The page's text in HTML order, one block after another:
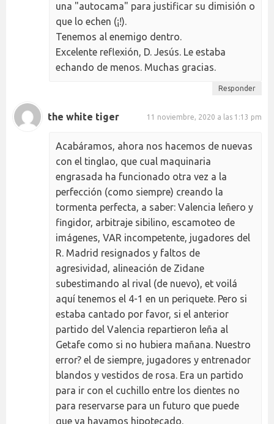
una "autocama" para justificar su dimisión o
que lo echen (¡!).
Tenemos al enemigo dentro.
Excelente reflexión, D. Jesús. Le estaba
echando de menos. Muchas gracias.
Responder
the white tiger 11 noviembre, 2020 a las 1:13 pm
Acabáramos, ahora nos hacemos de nuevas
con el tinglao, que cual maquinaria
engrasada ha funcionado otra vez a la
perfección (como siempre) creando la
tormenta perfecta, a saber: Valencia leñero y
fingidor, arbitraje sibilino, escamoteo de
imágenes, VAR incompetente, jugadores del
R. Madrid resignados y faltos de
agresividad, alineación de Zidane
subestimando al rival (de nuevo), et voilá
aquí tenemos el 4-1 en un periquete. Pero si
estaba cantado por favor, si el anterior
partido del Valencia repartieron leña al
Getafe como si no hubiera mañana. Nuestro
error? el de siempre, jugadores y entrenador
blandos y vestidos de rosa. Era un partido
para ir con el cuchillo entre los dientes no
para reservarse para un futuro que puede
que ya hayamos hipotecado.